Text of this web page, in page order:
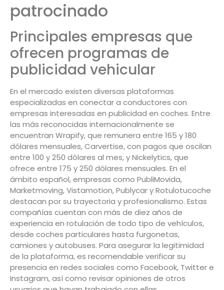
patrocinado
Principales empresas que
ofrecen programas de
publicidad vehicular
En el mercado existen diversas plataformas
especializadas en conectar a conductores con
empresas interesadas en publicidad en coches. Entre
las más reconocidas internacionalmente se
encuentran Wrapify, que remunera entre 165 y 180
dólares mensuales, Carvertise, con pagos que oscilan
entre 100 y 250 dólares al mes, y Nickelytics, que
ofrece entre 175 y 250 dólares mensuales. En el
ámbito español, empresas como PubliMovida,
Marketmoving, Vistamotion, Publycar y Rotulotucoche
destacan por su trayectoria y profesionalismo. Estas
compañías cuentan con más de diez años de
experiencia en rotulación de todo tipo de vehículos,
desde coches particulares hasta furgonetas,
camiones y autobuses. Para asegurar la legitimidad
de la plataforma, es recomendable verificar su
presencia en redes sociales como Facebook, Twitter e
Instagram, así como revisar opiniones de otros